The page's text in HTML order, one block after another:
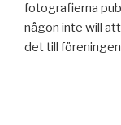
fotografierna
någon inte will
det till